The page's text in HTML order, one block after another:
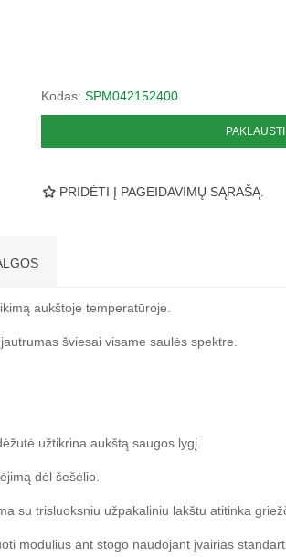
Kodas: SPM042152400
PAKLAUSTI
PRIDĖTI Į PAGEIDAVIMŲ SĄRAŠĄ.
aukštoje temperatūroje.
šviesai visame saulės spektre.
užtikrina aukštą saugos lygį.
dėl šešėlio.
su trisluoksniu užpakaliniu lakštu atitinka
modulius ant stogo naudojant įvairias